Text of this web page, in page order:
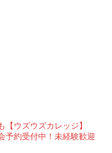
ウズウズカレッジ】
予約受付中！未経験歓迎